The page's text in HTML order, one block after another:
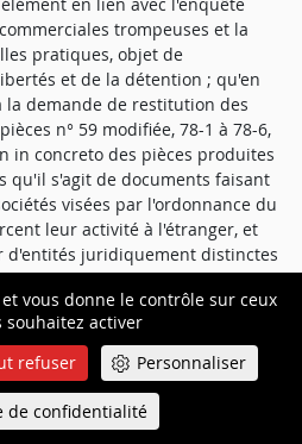
vous donne le contrôle sur ceux
souhaitez activer
refuser Personnaliser
de confidentialité
trompeuses et la
pratiques, objet de
et de la détention ; qu'en
demande de restitution des
n° 59 modifiée, 78-1 à 78-6,
in concreto des pièces produites
qu'il s'agit de documents faisant
visées par l'ordonnance du
leur activité à l'étranger, et
d'entités juridiquement distinctes
que l'ordonnance du JLD
d'extranéité, que les pièces
comme n'entrant pas
du JLD » (arrêt, p. 24), cependant
d'extranéité dans
et de la détention (JLD)
visite et de saisie ne pouvait